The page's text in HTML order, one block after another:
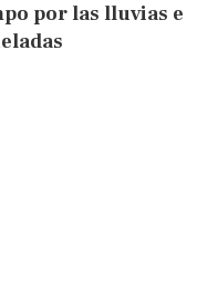
por las lluvias e